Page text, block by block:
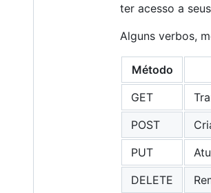
ter acesso a
Alguns verbos,
Método
GET
POST
PUT
DELETE